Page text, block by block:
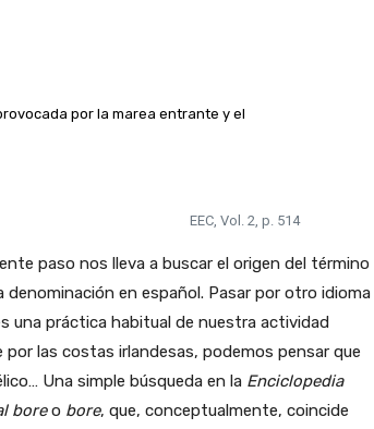
por la marea entrante y el
EEC, Vol. 2, p. 514
paso nos lleva a buscar el origen del término
en español. Pasar por otro idioma
una práctica habitual de nuestra actividad
por las costas irlandesas, podemos pensar que
Una simple búsqueda en la Enciclopedia
boreo bore, que, conceptualmente, coincide